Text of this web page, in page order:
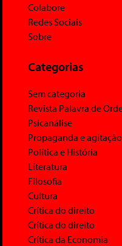
Colabore
Redes Sociais
Sobre
Categorias
Sem categoria
Revista Palavra de
Psicanálise
Propaganda e agitação
Política e História
Literatura
Filosofia
Cultura
Crítica do direito
Crítica do direito
Crítica da Economia